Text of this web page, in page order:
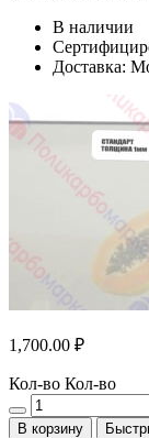
В наличии
Доставка:
1,700.00 ₽
Кол-во Кол-во
В корзину